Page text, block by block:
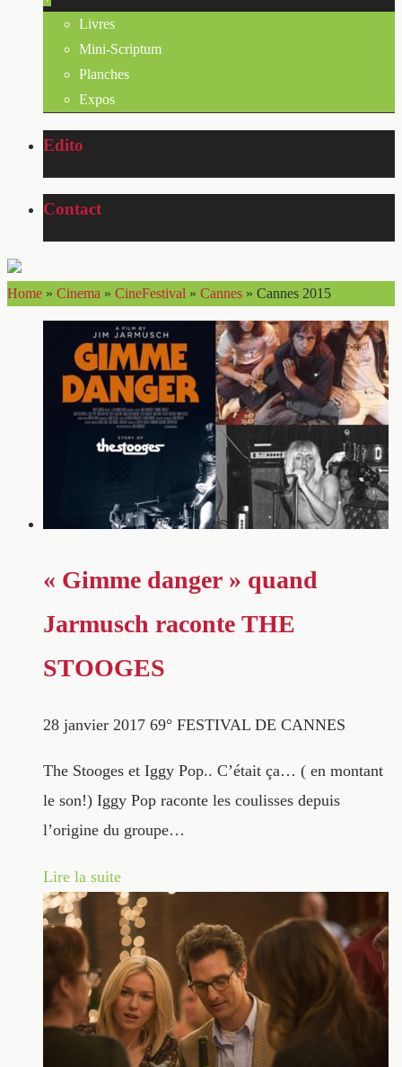
Livres
Mini-Scriptum
Planches
Expos
Edito
Contact
Home » Cinema » CineFestival » Cannes » Cannes 2015
« Gimme danger » quand
Jarmusch raconte THE
STOOGES
28 janvier 2017 69° FESTIVAL DE CANNES
The Stooges et Iggy Pop.. C’était ça… ( en montant
le son!) Iggy Pop raconte les coulisses depuis
l’origine du groupe…
Lire la suite